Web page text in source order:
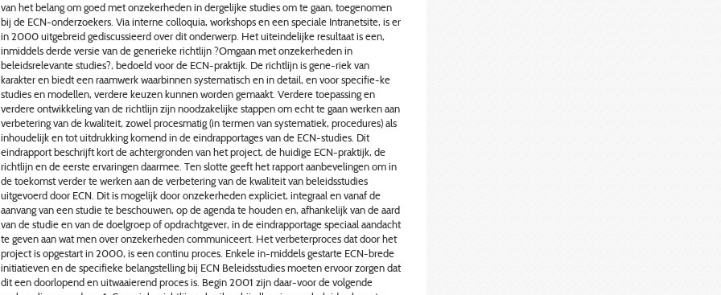
van het belang om goed met onzekerheden in dergelijke studies om te gaan, toegenomen
bij de ECN-onderzoekers. Via interne colloquia, workshops en een speciale Intranetsite, is er
in 2000 uitgebreid gediscussieerd over dit onderwerp. Het uiteindelijke resultaat is een,
inmiddels derde versie van de generieke richtlijn ?Omgaan met onzekerheden in
beleidsrelevante studies?, bedoeld voor de ECN-praktijk. De richtlijn is gene-riek van
karakter en biedt een raamwerk waarbinnen systematisch en in detail, en voor specifie-ke
studies en modellen, verdere keuzen kunnen worden gemaakt. Verdere toepassing en
verdere ontwikkeling van de richtlijn zijn noodzakelijke stappen om echt te gaan werken aan
verbetering van de kwaliteit, zowel procesmatig (in termen van systematiek, procedures) als
inhoudelijk en tot uitdrukking komend in de eindrapportages van de ECN-studies. Dit
eindrapport beschrijft kort de achtergronden van het project, de huidige ECN-praktijk, de
richtlijn en de eerste ervaringen daarmee. Ten slotte geeft het rapport aanbevelingen om in
de toekomst verder te werken aan de verbetering van de kwaliteit van beleidsstudies
uitgevoerd door ECN. Dit is mogelijk door onzekerheden expliciet, integraal en vanaf de
aanvang van een studie te beschouwen, op de agenda te houden en, afhankelijk van de aard
van de studie en van de doelgroep of opdrachtgever, in de eindrapportage speciaal aandacht
te geven aan wat men over onzekerheden communiceert. Het verbeterproces dat door het
project is opgestart in 2000, is een continu proces. Enkele in-middels gestarte ECN-brede
initiatieven en de specifieke belangstelling bij ECN Beleidsstudies moeten ervoor zorgen dat
dit een doorlopend en uitwaaierend proces is. Begin 2001 zijn daar-voor de volgende